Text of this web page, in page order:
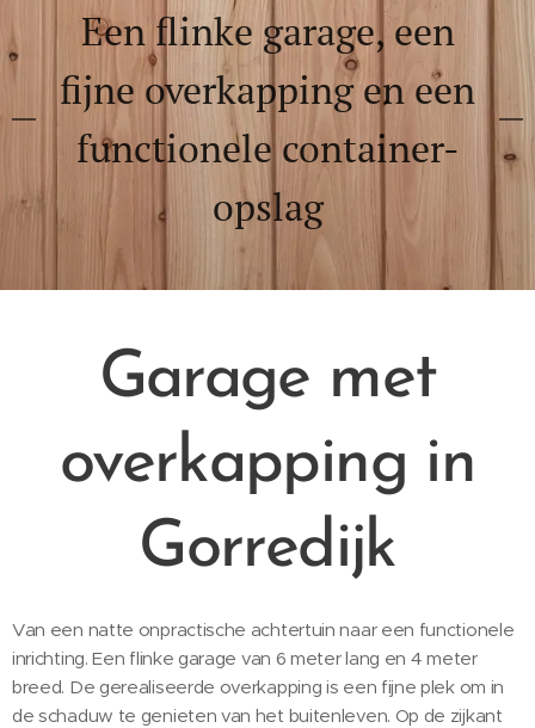
Een flinke garage, een
fijne overkapping en een
functionele container-
opslag
Garage met
overkapping in
Gorredijk
Van een natte onpractische achtertuin naar een functionele
inrichting. Een flinke garage van 6 meter lang en 4 meter
breed. De gerealiseerde overkapping is een fijne plek om in
de schaduw te genieten van het buitenleven. Op de zijkant